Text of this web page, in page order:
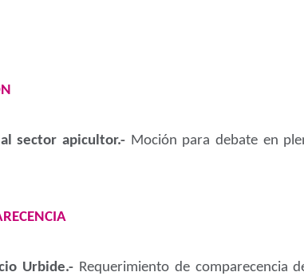
sector apicultor.- Moción para debate en
Urbide.- Requerimiento de